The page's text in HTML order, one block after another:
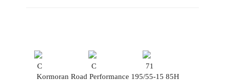
C C
71
Kormoran Road Performance 195/55-15 85H